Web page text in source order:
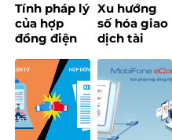
Tính pháp lý
của hợp
đồng điện
pháp luật
Việt Nam
Xu hướng
số hóa giao
dịch tài
doanh
nghiệp năm
2025 !